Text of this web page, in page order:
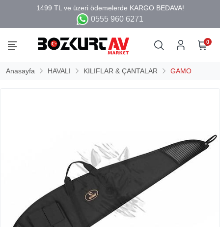
0555 960 6271
0
Anasayfa HAVALI KILIFLAR & ÇANTALAR GAMO